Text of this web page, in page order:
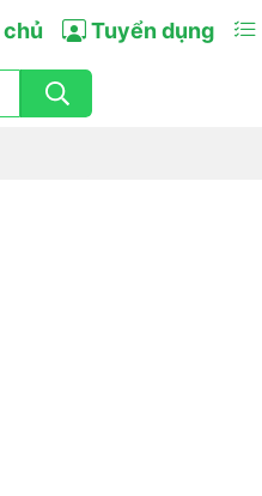
chủ Tuyển dụng